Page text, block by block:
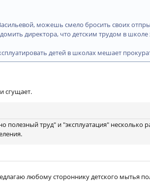
можешь смело бросить своих
директора, что детским трудом в школе
детей в школах мешает
сгущает.
полезный труд" и "эксплуатация" несколько
любому стороннику детского мытья